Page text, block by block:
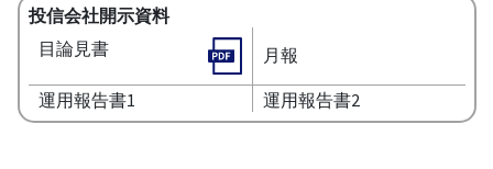
投信会社開示資料
目論見書
月報
運用報告書1 運用報告書2